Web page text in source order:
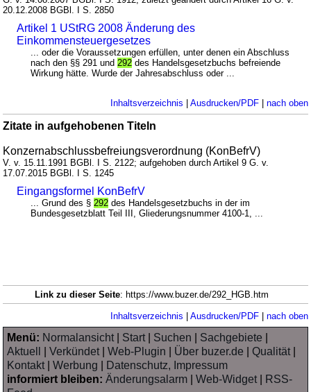
20.12.2008 BGBl. I S. 2850
Artikel 1 UStRG 2008 Änderung des
Einkommensteuergesetzes
... oder die Voraussetzungen erfüllen, unter denen ein Abschluss
nach den §§ 291 und292 des Handelsgesetzbuchs befreiende
Wirkung hätte. Wurde der Jahresabschluss oder ...
Inhaltsverzeichnis Ausdrucken/PDF| nach oben
Zitate in aufgehobenen Titeln
Konzernabschlussbefreiungsverordnung (KonBefrV)
V. v. 15.11.1991 BGBl. I S. 2122; aufgehoben durch Artikel 9 G. v.
17.07.2015 BGBl. I S. 1245
Eingangsformel KonBefrV
... Grund des §292 des Handelsgesetzbuchs in der im
Bundesgesetzblatt Teil III, Gliederungsnummer 4100-1, ...
Link zu dieser Seite: https://www.buzer.de/292_HGB.htm
Inhaltsverzeichnis Ausdrucken/PDF| nach oben
Menü: Normalansicht| Start| Suchen Sachgebiete
Aktuell
|Verkündet|Web-Plugin Über buzer.de |Qualität|
Kontakt|Werbung
Datenschutz, Impressum
informiert bleiben: Änderungsalarm |Web-Widget|
RSS-